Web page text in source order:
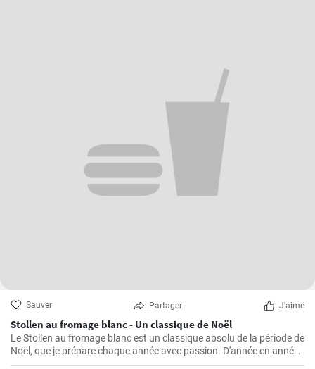
Sauver Partager J'aime
Stollen au fromage blanc - Un classique de Noël
Le Stollen au fromage blanc est un classique absolu de la période de
Noël, que je prépare chaque année avec passion. D'année en année,
j'ai perfectionné la recette et appris quelques trucs et astuces que